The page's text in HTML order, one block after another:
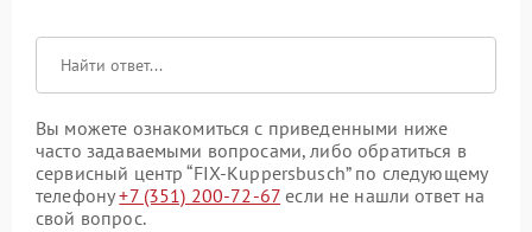
Вы можете ознакомиться с приведенными ниже
часто задаваемыми вопросами, либо обратиться в
сервисный центр “FIX-Kuppersbusch” по следующему
телефону+7 (351) 200-72-67 если не нашли ответ на
свой вопрос.